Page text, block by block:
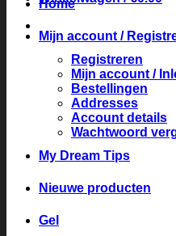
Home
Mijn account /
Registreren
Mijn account /
Bestellingen
Addresses
Account details
Wachtwoord
My Dream Tips
Nieuwe producten
Gel